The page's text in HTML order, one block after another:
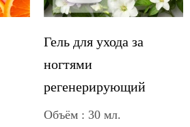
Гель для ухода за
ногтями
регенерирующий
Объём : 30 мл.